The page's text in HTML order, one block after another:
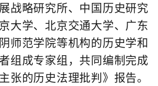
战略研究所、中国历史研究
大学、北京交通大学、广东
师范学院等机构的历史学和
组成专家组，共同编制完成
张的历史法理批判》报告。